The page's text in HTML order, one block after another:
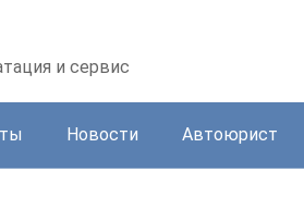
и сервис
Новости Автоюрист